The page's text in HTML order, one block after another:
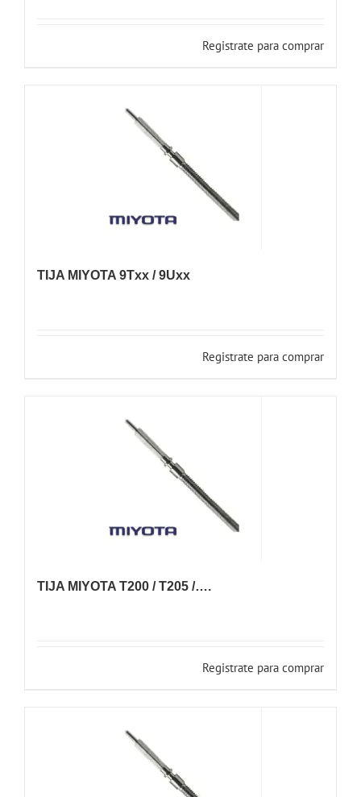
Registrate para comprar
TIJA MIYOTA 9Txx / 9Uxx
Registrate para comprar
TIJA MIYOTA T200 / T205 /….
Registrate para comprar